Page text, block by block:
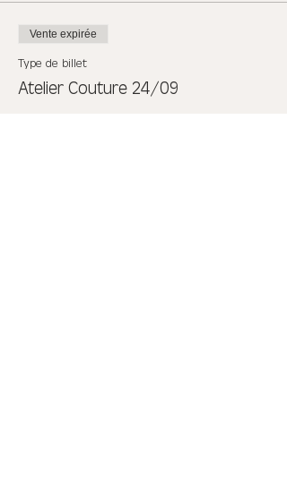
Vente expirée
Type de billet
Atelier Couture 24/09